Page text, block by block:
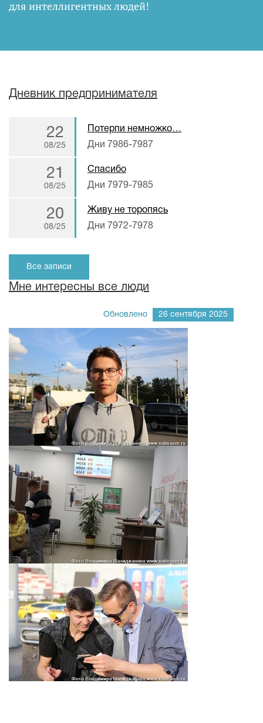
для интеллигентных людей!
Дневник предпринимателя
22
08/25
Потерпи немножко…
Дни 7986-7987
21
08/25
Спасибо
Дни 7979-7985
20
08/25
Живу не торопясь
Дни 7972-7978
Все записи
Мне интересны все люди
Обновлено 26 сентября 2025